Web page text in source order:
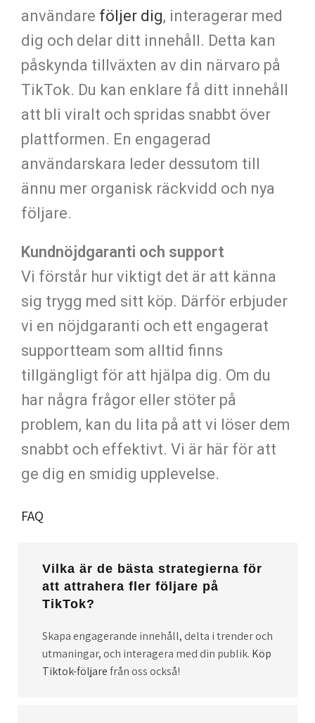
användare följer dig, interagerar med
dig och delar ditt innehåll. Detta kan
påskynda tillväxten av din närvaro på
TikTok. Du kan enklare få ditt innehåll
att bli viralt och spridas snabbt över
plattformen. En engagerad
användarskara leder dessutom till
ännu mer organisk räckvidd och nya
följare.
Kundnöjdgaranti och support
Vi förstår hur viktigt det är att känna
sig trygg med sitt köp. Därför erbjuder
vi en nöjdgaranti och ett engagerat
supportteam som alltid finns
tillgängligt för att hjälpa dig. Om du
har några frågor eller stöter på
problem, kan du lita på att vi löser dem
snabbt och effektivt. Vi är här för att
ge dig en smidig upplevelse.
FAQ
Vilka är de bästa strategierna för
att attrahera fler följare på
TikTok?
Skapa engagerande innehåll, delta i trender och
utmaningar, och interagera med din publik. Köp
Tiktok-följarefrån oss också!